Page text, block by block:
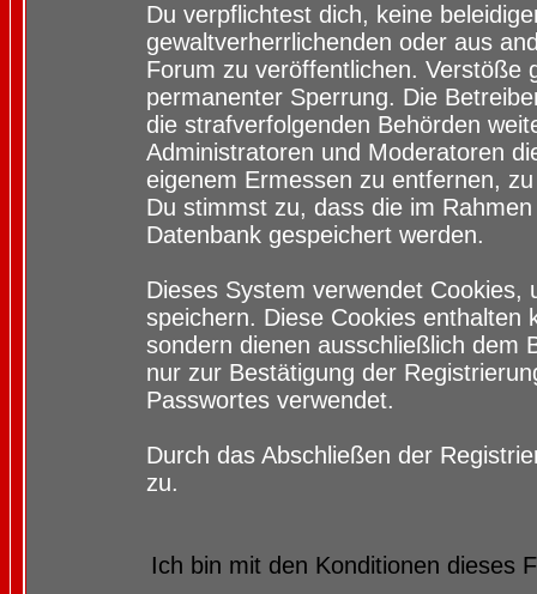
Du verpflichtest dich, keine
gewaltverherrlichenden oder aus
Forum zu veröffentlichen. Verstöße
permanenter Sperrung. Die
die strafverfolgenden Behörden
Administratoren und Moderatoren
eigenem Ermessen zu entfernen,
Du stimmst zu, dass die im
Datenbank gespeichert werden.
Dieses System verwendet
speichern. Diese Cookies enthalten
sondern dienen ausschließlich dem
nur zur Bestätigung der
Passwortes verwendet.
Durch das Abschließen der
zu.
Ich bin mit den Konditionen dieses